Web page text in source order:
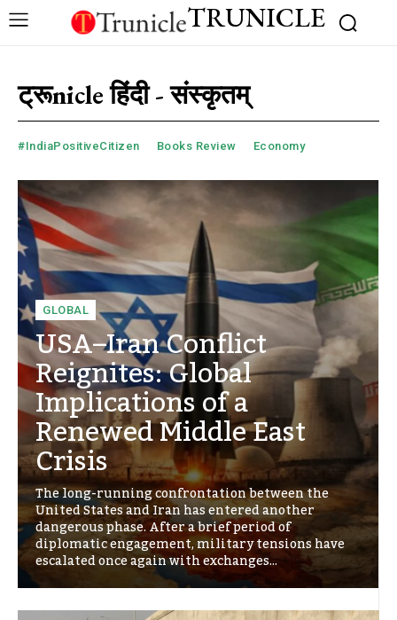
TRUNICLE
ट्रूnicle हिंदी - संस्कृतम्
#IndiaPositiveCitizen Books Review Economy
GLOBAL
USA–Iran Conflict
Reignites: Global
Implications of a
Renewed Middle East
Crisis
The long-running confrontation between the
United States and Iran has entered another
dangerous phase. After a brief period of
diplomatic engagement, military tensions have
escalated once again with exchanges...